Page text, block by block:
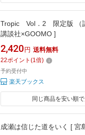
Tropic Vol．2 限定版 （
講談社×GOOMO ]
2,420 円 送料無料
22ポイント (1倍)
予約受付中
楽天ブックス
同じ商品を安い順
成瀬は信じた道をいく [ 宮